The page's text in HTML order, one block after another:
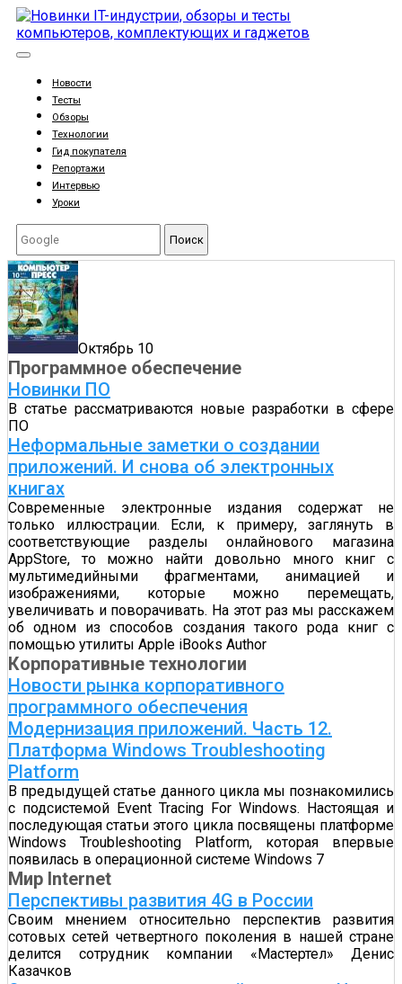
Новости
Тесты
Обзоры
Технологии
Гид покупателя
Репортажи
Интервью
Уроки
Поиск
Октябрь 10
Программное обеспечение
Новинки ПО
В статье рассматриваются новые разработки в сфере
ПО
Неформальные заметки о создании
приложений. И снова об электронных
книгах
Современные электронные издания содержат не
только иллюстрации. Если, к примеру, заглянуть в
соответствующие разделы онлайнового магазина
AppStore, то можно найти довольно много книг с
мультимедийными фрагментами, анимацией и
изображениями, которые можно перемещать,
увеличивать и поворачивать. На этот раз мы расскажем
об одном из способов создания такого рода книг с
помощью утилиты Apple iBooks Author
Корпоративные технологии
Новости рынка корпоративного
программного обеспечения
Модернизация приложений. Часть 12.
Платформа Windows Troubleshooting
Platform
В предыдущей статье данного цикла мы познакомились
с подсистемой Event Tracing For Windows. Настоящая и
последующая статьи этого цикла посвящены платформе
Windows Troubleshooting Platform, которая впервые
появилась в операционной системе Windows 7
Мир Internet
Перспективы развития 4G в России
Своим мнением относительно перспектив развития
сотовых сетей четвертного поколения в нашей стране
делится сотрудник компании «Мастертел» Денис
Казачков